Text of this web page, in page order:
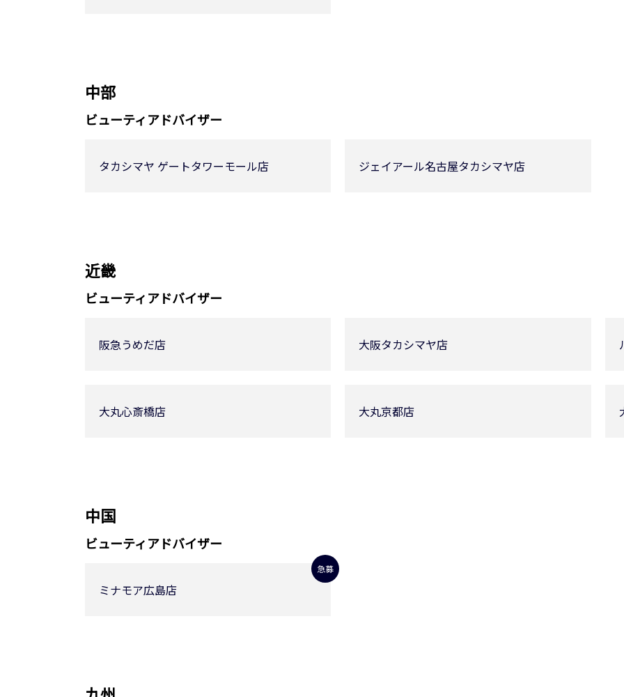
中部
ビューティアドバイザー
タカシマヤ ゲートタワーモール店 ジェイアール名古屋タカシマヤ店
近畿
ビューティアドバイザー
阪急うめだ店 大阪タカシマヤ店
大丸心斎橋店 大丸京都店
中国
ビューティアドバイザー
急募
ミナモア広島店